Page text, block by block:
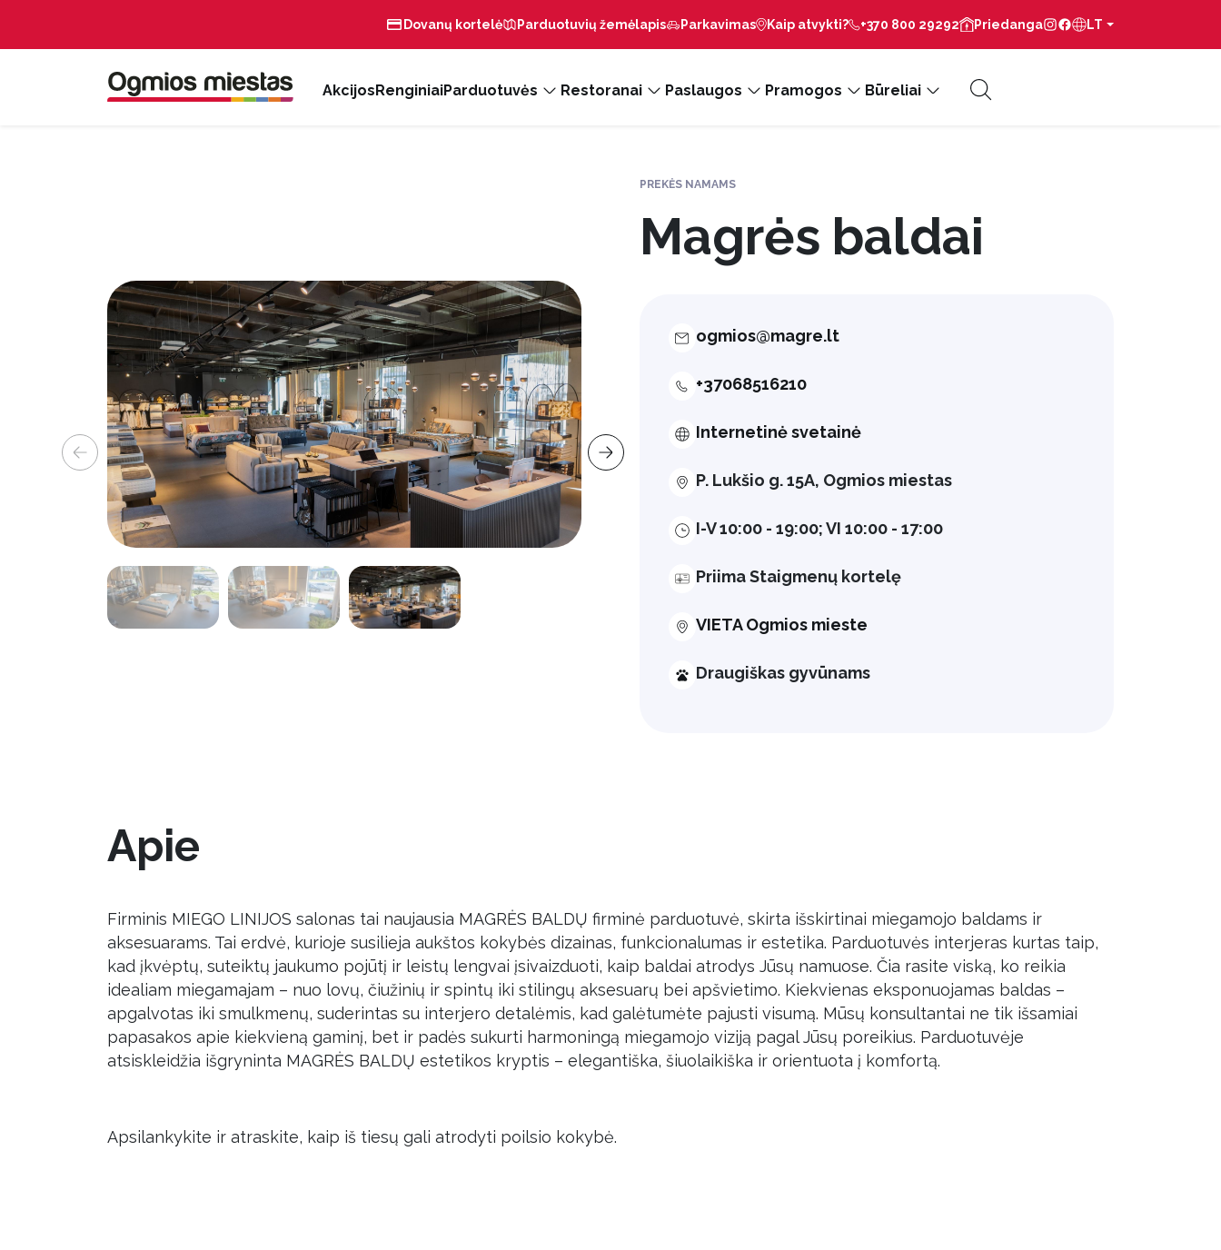
Dovanų kortelė Parduotuvių žemėlapis Parkavimas Kaip atvykti? +370 800 29292 Priedanga LT
AkcijosRenginiaiParduotuvės Restoranai Paslaugos Pramogos Būreliai
PREKĖS NAMAMS
Magrės baldai
ogmios@magre.lt
+37068516210
Internetinė svetainė
P. Lukšio g. 15A, Ogmios miestas
I-V 10:00 - 19:00; VI 10:00 - 17:00
Priima Staigmenų kortelę
VIETA Ogmios mieste
Draugiškas gyvūnams
Apie
Firminis MIEGO LINIJOS salonas tai naujausia MAGRĖS BALDŲ firminė parduotuvė, skirta išskirtinai miegamojo baldams ir
aksesuarams. Tai erdvė, kurioje susilieja aukštos kokybės dizainas, funkcionalumas ir estetika. Parduotuvės interjeras kurtas taip,
kad įkvėptų, suteiktų jaukumo pojūtį ir leistų lengvai įsivaizduoti, kaip baldai atrodys Jūsų namuose. Čia rasite viską, ko reikia
idealiam miegamajam – nuo lovų, čiužinių ir spintų iki stilingų aksesuarų bei apšvietimo. Kiekvienas eksponuojamas baldas –
apgalvotas iki smulkmenų, suderintas su interjero detalėmis, kad galėtumėte pajusti visumą. Mūsų konsultantai ne tik išsamiai
papasakos apie kiekvieną gaminį, bet ir padės sukurti harmoningą miegamojo viziją pagal Jūsų poreikius. Parduotuvėje
atsiskleidžia išgryninta MAGRĖS BALDŲ estetikos kryptis – elegantiška, šiuolaikiška ir orientuota į komfortą.
Apsilankykite ir atraskite, kaip iš tiesų gali atrodyti poilsio kokybė.